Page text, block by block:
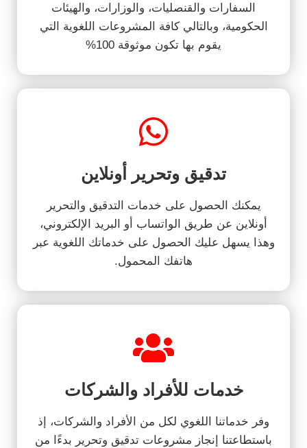
السفارات والقنصليات، والوزارات، والهيئات
الحكومية، وبالتالي كافة المشروعات اللغوية التي
يقوم بها تكون موثوقة 100%
تدقيق وتحرير أونلاين
يمكنك الحصول على خدمات التدقيق والتحرير
أونلاين عن طريق الواتساب أو البريد الإلكتروني،
وهذا يسهل عليك الحصول على خدماتك اللغوية عبر
هاتفك المحمول.
خدمات للأفراد والشركات
وفر خدماتنا اللغوي لكل من الأفراد والشركات، إذ
باستطاعتنا إنجاز مشروعات تدقيق وتحرير بدءًا من